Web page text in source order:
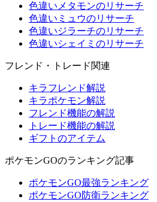
色違いメタモンのリサーチ
色違いミュウのリサーチ
色違いジラーチのリサーチ
色違いシェイミのリサーチ
フレンド・トレード関連
キラフレンド解説
キラポケモン解説
フレンド機能の解説
トレード機能の解説
ギフトのアイテム
ポケモンGOのランキング記事
ポケモンGO最強ランキング
ポケモンGO防衛ランキング